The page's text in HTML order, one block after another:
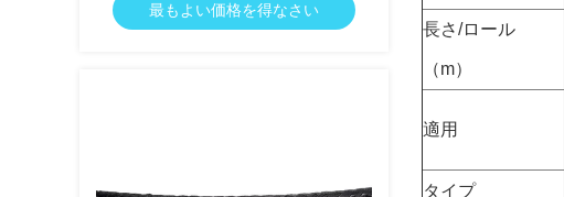
最もよい価格を得なさい
長さ/ロール
（m）
適用
タイプ